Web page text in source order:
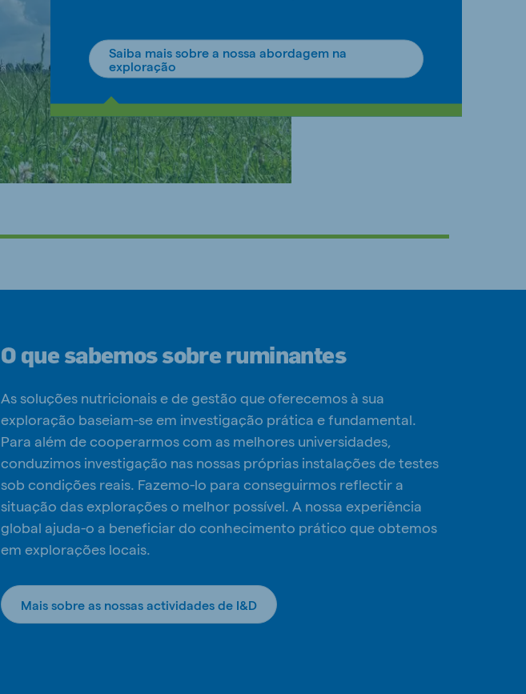
Saiba mais sobre a nossa abordagem na
exploração
O que sabemos sobre ruminantes
As soluções nutricionais e de gestão que oferecemos à sua
exploração baseiam-se em investigação prática e fundamental.
Para além de cooperarmos com as melhores universidades,
conduzimos investigação nas nossas próprias instalações de testes
sob condições reais. Fazemo-lo para conseguirmos reflectir a
situação das explorações o melhor possível. A nossa experiência
global ajuda-o a beneficiar do conhecimento prático que obtemos
em explorações locais.
Mais sobre as nossas actividades de I&D